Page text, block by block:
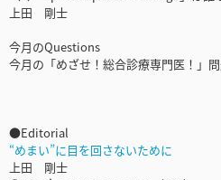
上田 剛士
今月のQuestions
今月の「めざせ！総合診療専門医！」
●Editorial
“めまい”に目を回さないために
上田 剛士